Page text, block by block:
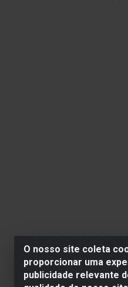
O nosso site coleta
proporcionar uma
publicidade relevante